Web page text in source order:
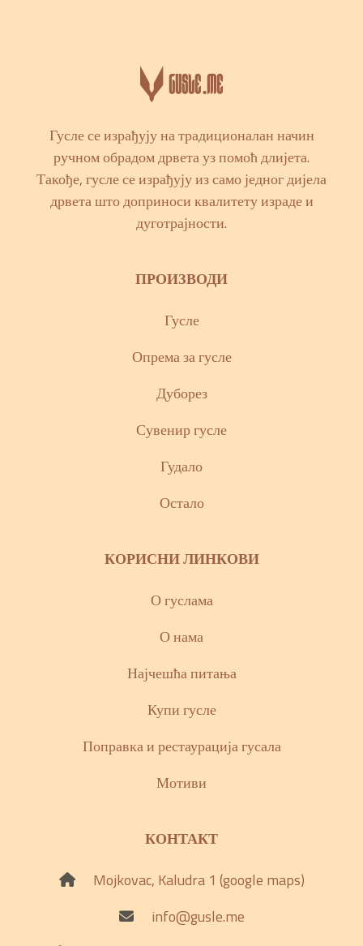
Гусле се израђују на традиционалан начин
ручном обрадом дрвета уз помоћ длијета.
Такође, гусле се израђују из само једног дијела
дрвета што доприноси квалитету израде и
дуготрајности.
ПРОИЗВОДИ
Гусле
Опрема за гусле
Дуборез
Сувенир гусле
Гудало
Остало
КОРИСНИ ЛИНКОВИ
О гуслама
О нама
Најчешћа питања
Купи гусле
Поправка и рестаурација гусала
Мотиви
КОНТАКТ
Mojkovac, Kaludra 1 (google maps)
info@gusle.me